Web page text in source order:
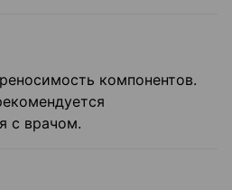
компонентов.
с врачом.